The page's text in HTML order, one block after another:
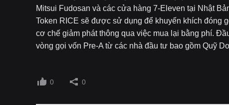
Mitsui Fudosan và các cửa hàng 7-Eleven tại Nhật
Token RICE sẽ được sử dụng để khuyến khích đóng
cơ chế giảm phát thông qua việc mua lại bằng phí.
vòng gọi vốn Pre-A từ các nhà đầu tư bao gồm Quỹ
0 0